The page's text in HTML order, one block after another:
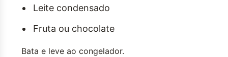
Leite condensado
Fruta ou chocolate
Bata e leve ao congelador.